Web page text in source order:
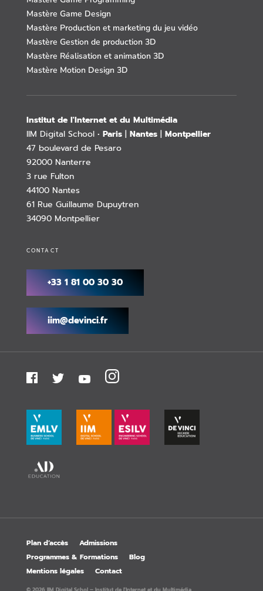
Mastère Game Design
Mastère Production et marketing du jeu vidéo
Mastère Gestion de production 3D
Mastère Réalisation et animation 3D
Mastère Motion Design 3D
Institut de l'Internet et du Multimédia
IIM Digital School • Paris | Nantes | Montpellier
47 boulevard de Pesaro
92000 Nanterre
3 rue Fulton
44100 Nantes
61 Rue Guillaume Dupuytren
34090 Montpellier
CONTACT
+33 1 81 00 30 30
iim@devinci.fr
Plan d’accès
Admissions
Programmes & Formations
Blog
Mentions légales
Contact